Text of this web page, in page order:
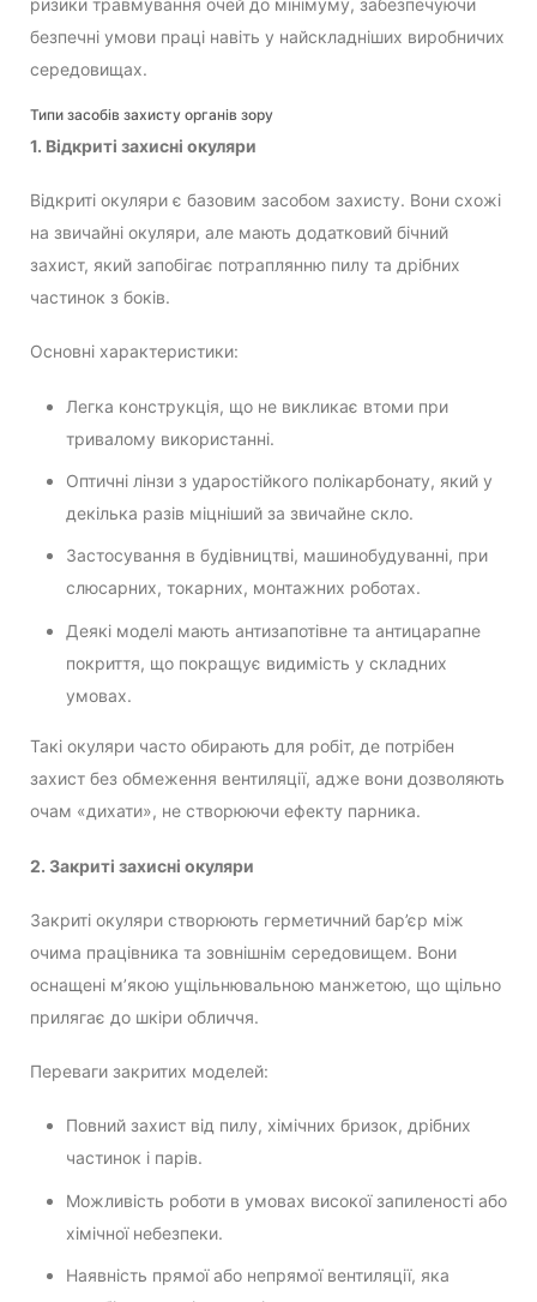
безпечні умови праці навіть у найскладніших виробничих
середовищах.
Типи засобів захисту органів зору
1. Відкриті захисні окуляри
Відкриті окуляри є базовим засобом захисту. Вони схожі
на звичайні окуляри, але мають додатковий бічний
захист, який запобігає потраплянню пилу та дрібних
частинок з боків.
Основні характеристики:
Легка конструкція, що не викликає втоми при
тривалому використанні.
Оптичні лінзи з ударостійкого полікарбонату, який у
декілька разів міцніший за звичайне скло.
Застосування в будівництві, машинобудуванні, при
слюсарних, токарних, монтажних роботах.
Деякі моделі мають антизапотівне та антицарапне
покриття, що покращує видимість у складних
умовах.
Такі окуляри часто обирають для робіт, де потрібен
захист без обмеження вентиляції, адже вони дозволяють
очам «дихати», не створюючи ефекту парника.
2. Закриті захисні окуляри
Закриті окуляри створюють герметичний бар’єр між
очима працівника та зовнішнім середовищем. Вони
оснащені м’якою ущільнювальною манжетою, що щільно
прилягає до шкіри обличчя.
Переваги закритих моделей:
Повний захист від пилу, хімічних бризок, дрібних
частинок і парів.
Можливість роботи в умовах високої запиленості або
хімічної небезпеки.
Наявність прямої або непрямої вентиляції, яка